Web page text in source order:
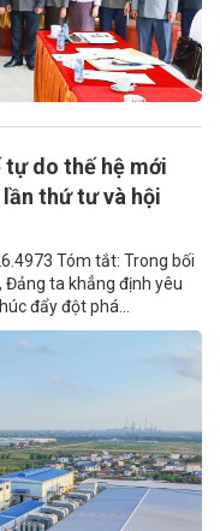
do thế hệ mới
thứ tư và hội
Tóm tắt: Trong bối
ta khẳng định yêu
đẩy đột phá...